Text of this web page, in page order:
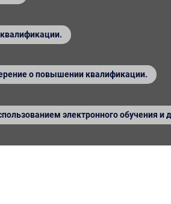
о повышении квалификации.
электронного обучения и